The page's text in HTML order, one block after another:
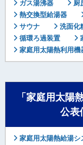
ガス湯沸器
厨
熱交換型給湯器
サウナ
洗面化
循環ろ過装置
家庭用太陽熱利用機
「家庭用太陽
公表
家庭用太陽熱給湯